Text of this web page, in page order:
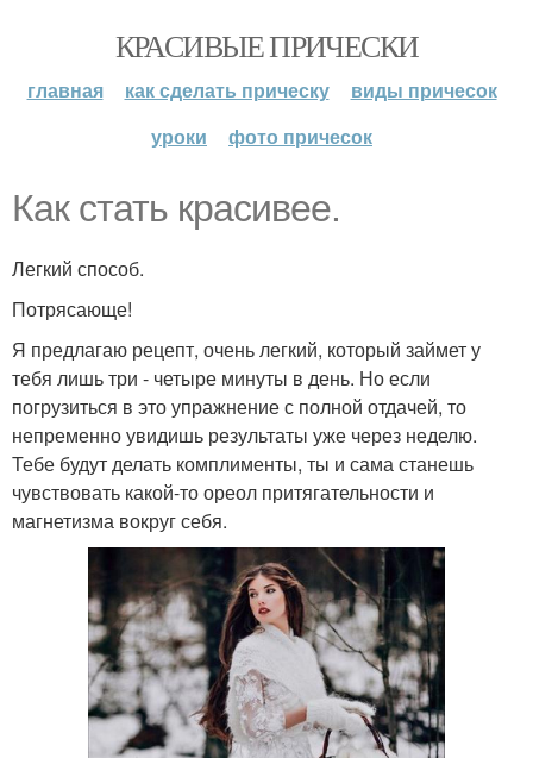
КРАСИВЫЕ ПРИЧЕСКИ
главная как сделать прическу
виды причесок
уроки
фото причесок
Как стать красивее.
Легкий способ.
Потрясающе!
Я предлагаю рецепт, очень легкий, который займет у
тебя лишь три - четыре минуты в день. Но если
погрузиться в это упражнение с полной отдачей, то
непременно увидишь результаты уже через неделю.
Тебе будут делать комплименты, ты и сама станешь
чувствовать какой-то ореол притягательности и
магнетизма вокруг себя.